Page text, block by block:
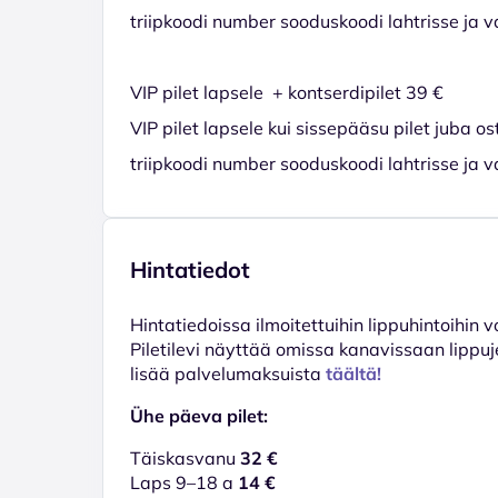
triipkoodi number sooduskoodi lahtrisse ja
VIP pilet lapsele + kontserdipilet 39 €
VIP pilet lapsele kui sissepääsu pilet juba
triipkoodi number sooduskoodi lahtrisse ja
Hintatiedot
Hinta­tiedoissa ilmoitettuihin lippuhintoihin
Piletilevi näyttää omissa kanavissaan
lisää palvelumaksuista täältä!
Ühe päeva pilet:
Täiskasvanu 32 €
Laps 9–18 a 14 €